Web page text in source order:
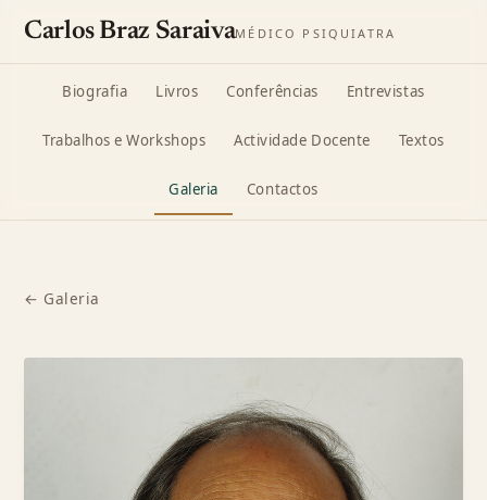
Carlos Braz SaraivaMÉDICO PSIQUIATRA
Biografia Livros Conferências Entrevistas
Trabalhos e Workshops Actividade Docente Textos
Galeria Contactos
← Galeria